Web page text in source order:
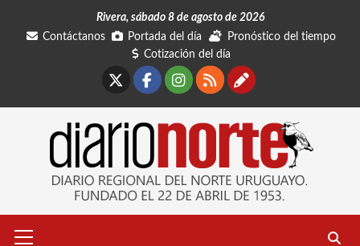
Rivera, sábado 8 de agosto de 2026
Contáctanos
Portada del día
Pronóstico del tiempo
Cotización del día
Facebook
Instagram
RSSContáctanos
primario